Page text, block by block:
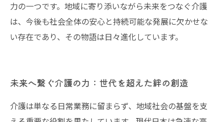
力の一つです。地域に寄り添いながら未来をつなぐ介護
は、今後も社会全体の安心と持続可能な発展に欠かせな
い存在であり、その物語は日々進化しています。
未来へ繋ぐ介護の力：世代を超えた絆の創造
介護は単なる日常業務に留まらず、地域社会の基盤を支